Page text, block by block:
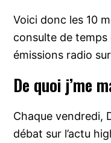
Voici donc les 10
consulte de
émissions radio
De quoi j’me
Chaque vendredi,
débat sur l’actu